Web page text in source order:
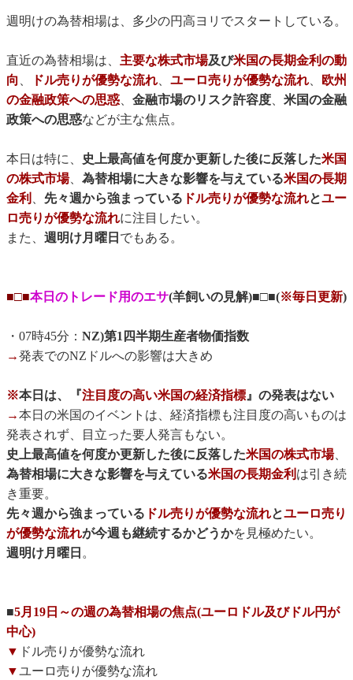
週明けの為替相場は、多少の円高ヨリでスタートしている。
直近の為替相場は、 主要な株式市場及び米国の長期金利の動
向 、 ドル売りが優勢な流れ、 ユーロ売りが優勢な流れ、
欧州
の金融政策への思惑、 金融市場のリスク許容度、 米国の金融
政策への思惑などが主な焦点。
本日は特に、 史上最高値を何度か更新した後に反落した米国
の株式市場、 為替相場に大きな影響を与えている米国の長期
金利 、 先々週から強まっている ドル売りが優勢な流れとユー
ロ売りが優勢な流れに注目したい。
また、 週明け月曜日 でもある。
■□■本日のトレード用のエサ(羊飼いの見解)■□■(※毎日更新)
・07時45分： NZ)第1四半期生産者物価指数
→発表でのNZドルへの影響は大きめ
※本日は、『注目度の高い米国の経済指標』の発表はない
→本日の米国のイベントは、経済指標も注目度の高いものは
発表されず、目立った要人発言もない。
史上最高値を何度か更新した後に反落した米国の株式市場、
為替相場に大きな影響を与えている米国の長期金利 は引き続
き重要。
先々週から強まっている ドル売りが優勢な流れとユーロ売り
が優勢な流れが今週も継続するかどうかを見極めたい。
週明け月曜日 。
■5月19日～の週の為替相場の焦点(ユーロドル及びドル円が
中心)
▼ ドル売りが優勢な流れ
▼ユーロ売りが優勢な流れ